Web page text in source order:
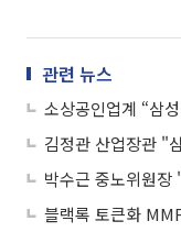
관련 뉴스
김정관 산업장관 "
박수근 중노위원장
블랙록 토큰화